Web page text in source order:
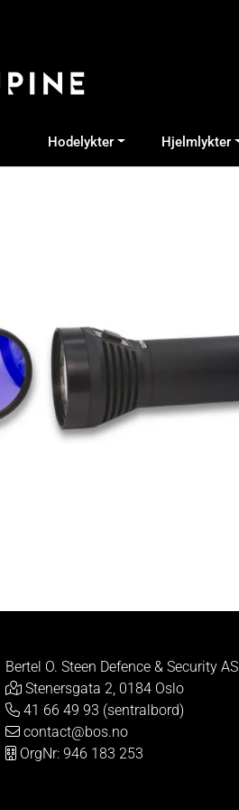
Hodelykter Hjelmlykter
Bertel O. Steen Defence & Security AS
Stenersgata 2, 0184 Oslo
41 66 49 93 (sentralbord)
contact@bos.no
OrgNr: 946 183 253